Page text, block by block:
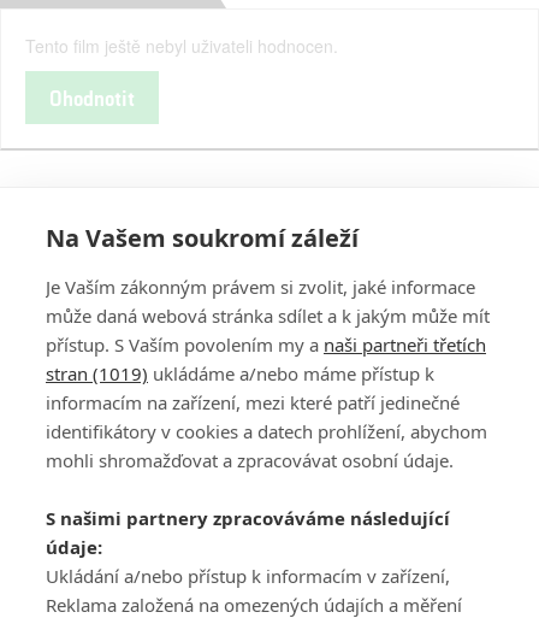
Tento film ještě nebyl uživateli hodnocen.
Ohodnotit
PŘIHLÁSIT
REGISTROVAT
DISKUZE
Šéfredaktorkou webu jePetr Slavík, e-mailserialy@fandimefilmu.cz
Máte-li zájem o inzerci na našem webu napište nám na e-mail
studio@koncal.com
Ochrana osobních údajů|Zásady používání cookies |Pravidla webu
Na Vašem soukromí záleží
Je Vaším zákonným právem si zvolit, jaké informace
může daná webová stránka sdílet a k jakým může mít
přístup. S Vaším povolením my a naši partneři třetích
stran (1019) ukládáme a/nebo máme přístup k
informacím na zařízení, mezi které patří jedinečné
identifikátory v cookies a datech prohlížení, abychom
mohli shromažďovat a zpracovávat osobní údaje.
S našimi partnery zpracováváme následující
údaje:
Ukládání a/nebo přístup k informacím v zařízení,
Reklama založená na omezených údajích a měření